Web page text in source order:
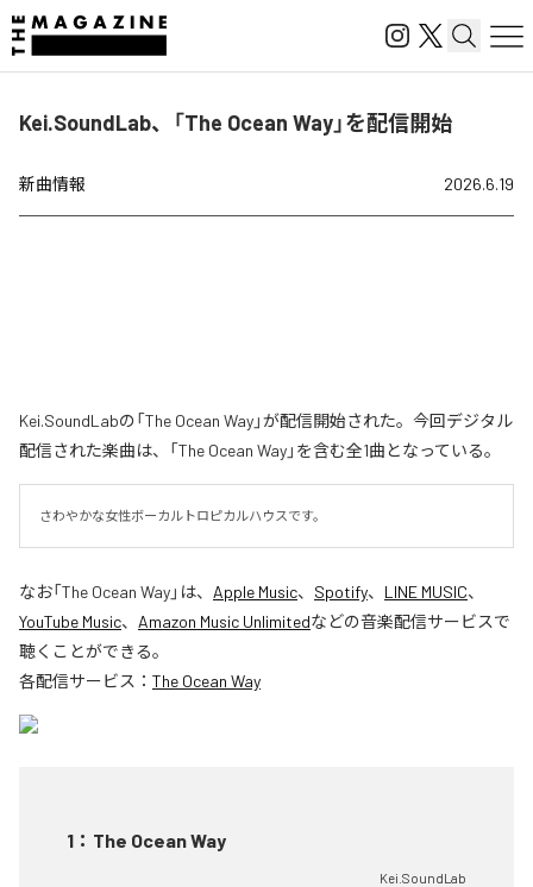
Kei.SoundLab、「The Ocean Way」を配信開始
新曲情報 2026.6.19
Kei.SoundLabの「The Ocean Way」が配信開始された。今回デジタル
配信された楽曲は、「The Ocean Way」を含む全1曲となっている。
さわやかな女性ボーカルトロピカルハウスです。
なお「The Ocean Way」は、 Apple Music、 Spotify、 LINE MUSIC、
YouTube Music、 Amazon Music Unlimitedなどの音楽配信サービスで
聴くことができる。
各配信サービス： The Ocean Way
1 ： The Ocean Way
Kei.SoundLab